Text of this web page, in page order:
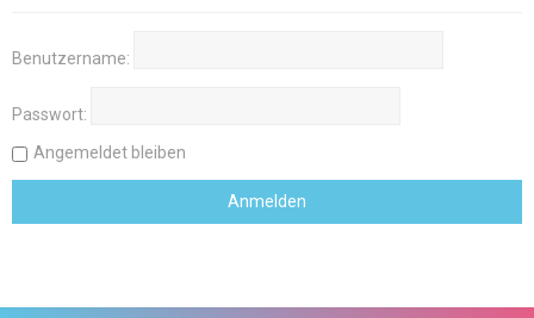
Benutzername:
Passwort:
Angemeldet bleiben